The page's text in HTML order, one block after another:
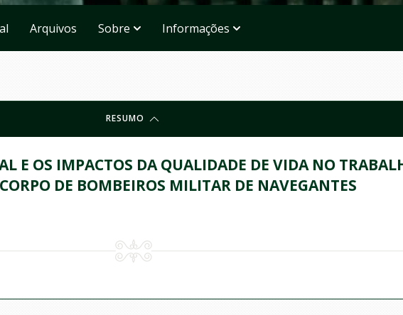
Arquivos Sobre Informações
RESUMO
E OS IMPACTOS DA QUALIDADE DE VIDA NO
DE BOMBEIROS MILITAR DE NAVEGANTES